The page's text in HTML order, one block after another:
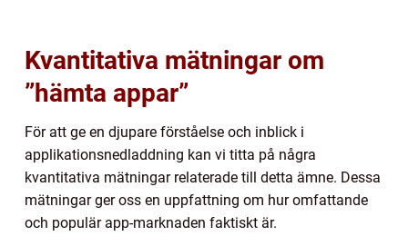
Kvantitativa mätningar om
”hämta appar”
För att ge en djupare förståelse och inblick i
applikationsnedladdning kan vi titta på några
kvantitativa mätningar relaterade till detta ämne. Dessa
mätningar ger oss en uppfattning om hur omfattande
och populär app-marknaden faktiskt är.